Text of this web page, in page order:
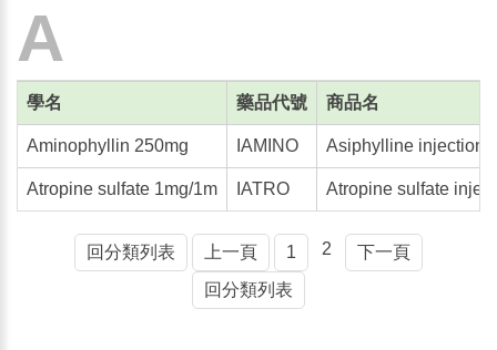
A
學名 藥品代號 商品名
Aminophyllin 250mg IAMINO Asiphylline injection
Atropine sulfate 1mg/1m IATRO Atropine sulfate
回分類列表 上一頁 1 2
下一頁
回分類列表